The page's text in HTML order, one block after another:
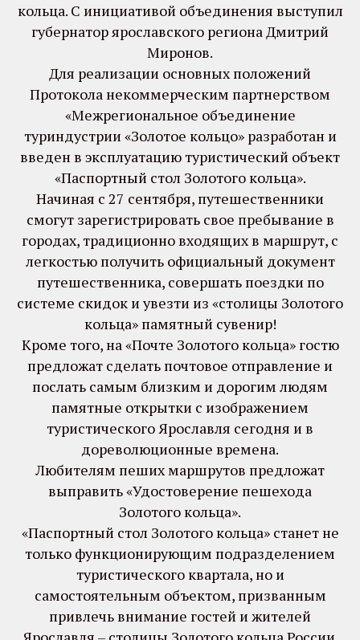
кольца. С инициативой объединения выступил
губернатор ярославского региона Дмитрий
Миронов.
Для реализации основных положений
Протокола некоммерческим партнерством
«Межрегиональное объединение
туриндустрии «Золотое кольцо» разработан и
введен в эксплуатацию туристический объект
«Паспортный стол Золотого кольца».
Начиная с 27 сентября, путешественники
смогут зарегистрировать свое пребывание в
городах, традиционно входящих в маршрут, с
легкостью получить официальный документ
путешественника, совершать поездки по
системе скидок и увезти из «столицы Золотого
кольца» памятный сувенир!
Кроме того, на «Почте Золотого кольца» гостю
предложат сделать почтовое отправление и
послать самым близким и дорогим людям
памятные открытки с изображением
туристического Ярославля сегодня и в
дореволюционные времена.
Любителям пеших маршрутов предложат
выправить «Удостоверение пешехода
Золотого кольца».
«Паспортный стол Золотого кольца» станет не
только функционирующим подразделением
туристического квартала, но и
самостоятельным объектом, призванным
привлечь внимание гостей и жителей